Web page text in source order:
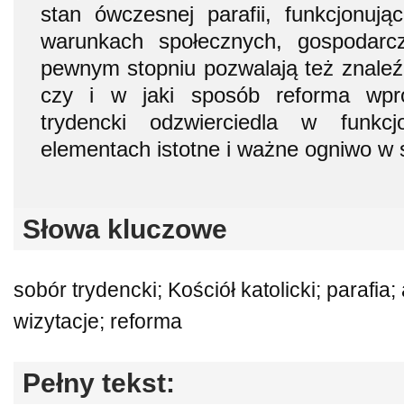
stan ówczesnej parafii,
warunkach społecznych,
pewnym stopniu pozwalają też
czy i w jaki sposób reforma
trydencki odzwierciedla w
elementach istotne i ważne ogniwo w
Słowa kluczowe
sobór trydencki; Kościół katolicki;
wizytacje; reforma
Pełny tekst: